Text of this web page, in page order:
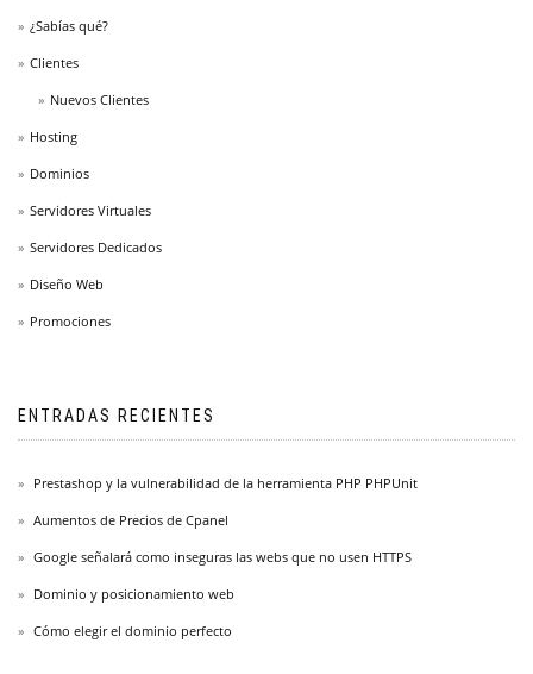
¿Sabías qué?
Clientes
Nuevos Clientes
Hosting
Dominios
Servidores Virtuales
Servidores Dedicados
Diseño Web
Promociones
ENTRADAS RECIENTES
Prestashop y la vulnerabilidad de la herramienta PHP PHPUnit
Aumentos de Precios de Cpanel
Google señalará como inseguras las webs que no usen HTTPS
Dominio y posicionamiento web
Cómo elegir el dominio perfecto